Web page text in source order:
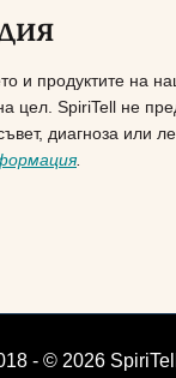
и продуктите на
цел. SpiriTell не
диагноза или
.
- © 2026 SpiriTell